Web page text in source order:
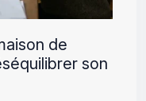
de
son